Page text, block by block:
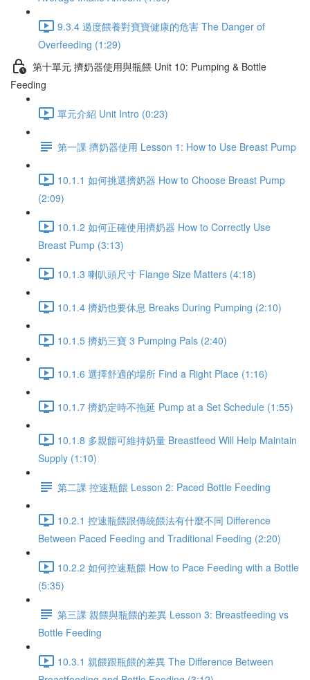
9.3.4 過度餵養對寶寶健康的危害 The Danger of
Overfeeding (1:29)
第十單元 擠奶器使用與瓶餵 Unit 10: Pumping & Bottle
Feeding
單元介紹 Unit Intro (0:23)
第一課 擠奶器使用 Lesson 1: How to Use Breast Pump
10.1.1 如何挑選擠奶器 How to Choose Breast Pump
(2:09)
10.1.2 如何正確使用擠奶器 How to Correctly Use
Breast Pump (3:13)
10.1.3 喇叭頭尺寸 Flange Size Matters (4:18)
10.1.4 擠奶也要休息 Breaks During Pumping (2:10)
10.1.5 擠奶三寶 3 Pumping Pals (2:40)
10.1.6 選擇舒適的場所 Find a Right Place (1:16)
10.1.7 擠奶定時不拖延 Pump at a Set Schedule (1:55)
10.1.8 多親餵可維持奶量 Breastfeed Will Help Maintain
Supply (1:10)
第二課 控速瓶餵 Lesson 2: Paced Bottle Feeding
10.2.1 控速瓶餵跟傳統餵法有什麼不同 Difference
Between Paced Feeding and Traditional Feeding (2:20)
10.2.2 如何控速瓶餵 How to Pace Feeding with a Bottle
(5:35)
第三課 親餵與瓶餵的差異 Lesson 3: Breastfeeding vs
Bottle Feeding
10.3.1 親餵跟瓶餵的差異 The Difference Between